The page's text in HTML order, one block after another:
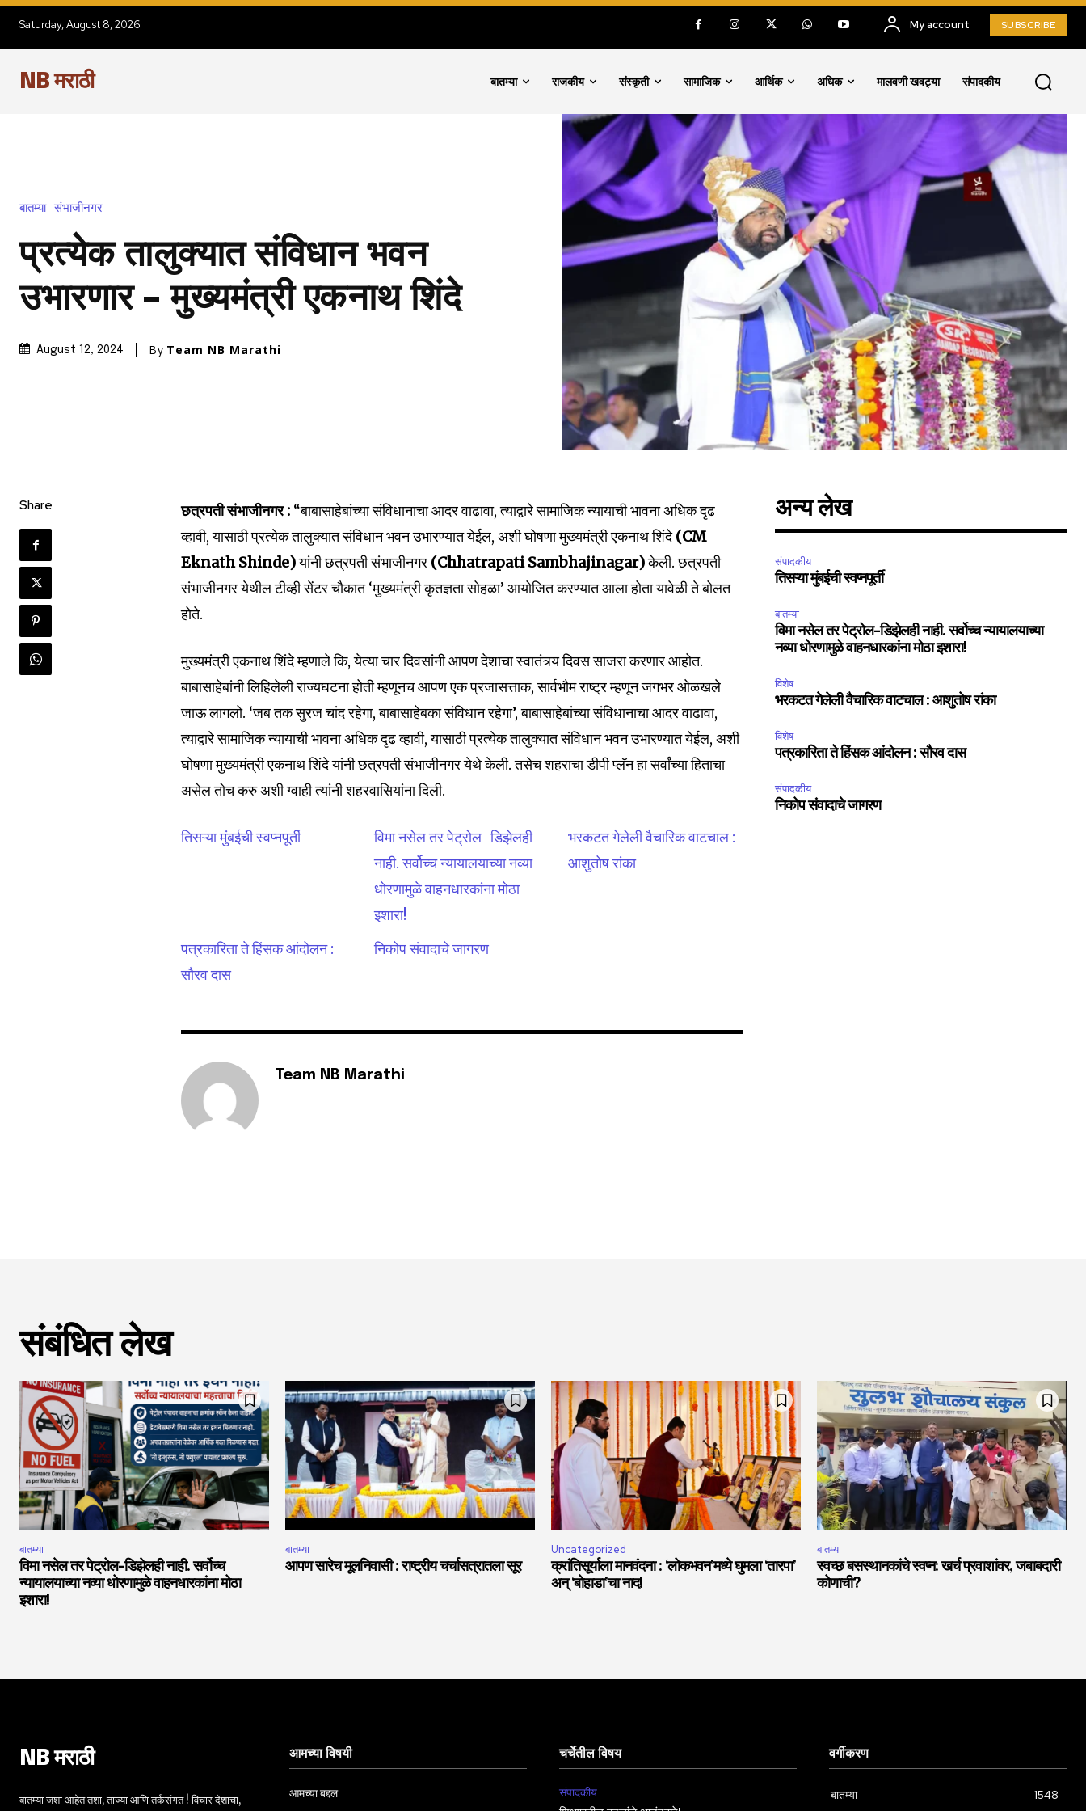
Join our community of
SUBSCRIBERS and be part
To subscribe, simply enter your email address on our website or click
the subscribe button below. Don't worry, we respect your privacy and
won't spam your inbox. Your information is safe with us.
SUBSCRIBE
Privacy Policy.
Fans Followers
Saturday, August 8, 2026 My account SUBSCRIBE
NB मराठी बातम्या राजकीय संस्कृती सामाजिक आर्थिक अधिक मालवणी खवट्या संपादकीय
बातम्या संभाजीनगर
प्रत्येक तालुक्यात संविधान भवन
उभारणार – मुख्यमंत्री एकनाथ शिंदे
August 12, 2024 By Team NB Marathi
Share छत्रपती संभाजीनगर : “बाबासाहेबांच्या संविधानाचा आदर वाढावा, त्याद्वारे सामाजिक न्यायाची भावना अधिक दृढ
व्हावी, यासाठी प्रत्येक तालुक्यात संविधान भवन उभारण्यात येईल, अशी घोषणा मुख्यमंत्री एकनाथ शिंदे(CM
Eknath Shinde)यांनी छत्रपती संभाजीनगर (Chhatrapati Sambhajinagar)केली. छत्रपती
संभाजीनगर येथील टीव्ही सेंटर चौकात ‘मुख्यमंत्री कृतज्ञता सोहळा’ आयोजित करण्यात आला होता यावेळी ते बोलत
होते.
मुख्यमंत्री एकनाथ शिंदे म्हणाले कि, येत्या चार दिवसांनी आपण देशाचा स्वातंत्र्य दिवस साजरा करणार आहोत.
बाबासाहेबांनी लिहिलेली राज्यघटना होती म्हणूनच आपण एक प्रजासत्ताक, सार्वभौम राष्ट्र म्हणून जगभर ओळखले
जाऊ लागलो. ‘जब तक सुरज चांद रहेगा, बाबासाहेबका संविधान रहेगा’, बाबासाहेबांच्या संविधानाचा आदर वाढावा,
त्याद्वारे सामाजिक न्यायाची भावना अधिक दृढ व्हावी, यासाठी प्रत्येक तालुक्यात संविधान भवन उभारण्यात येईल, अशी
घोषणा मुख्यमंत्री एकनाथ शिंदे यांनी छत्रपती संभाजीनगर येथे केली. तसेच शहराचा डीपी प्लॅन हा सर्वांच्या हिताचा
असेल तोच करु अशी ग्वाही त्यांनी शहरवासियांना दिली.
तिसऱ्या मुंबईची स्वप्नपूर्ती
विमा नसेल तर पेट्रोल-डिझेलही
नाही. सर्वोच्च न्यायालयाच्या नव्या
धोरणामुळे वाहनधारकांना मोठा
इशारा!
भरकटत गेलेली वैचारिक वाटचाल :
आशुतोष रांका
पत्रकारिता ते हिंसक आंदोलन :
सौरव दास
निकोप संवादाचे जागरण
Team NB Marathi
अन्य लेख
संपादकीय
तिसऱ्या मुंबईची स्वप्नपूर्ती
बातम्या
विमा नसेल तर पेट्रोल-डिझेलही नाही. सर्वोच्च न्यायालयाच्या
नव्या धोरणामुळे वाहनधारकांना मोठा इशारा!
विशेष
भरकटत गेलेली वैचारिक वाटचाल : आशुतोष रांका
विशेष
पत्रकारिता ते हिंसक आंदोलन : सौरव दास
संपादकीय
निकोप संवादाचे जागरण
संबंधित लेख
बातम्या
विमा नसेल तर पेट्रोल-डिझेलही नाही. सर्वोच्च
न्यायालयाच्या नव्या धोरणामुळे वाहनधारकांना मोठा
इशारा!
बातम्या
आपण सारेच मूलनिवासी : राष्ट्रीय चर्चासत्रातला सूर
Uncategorized
क्रांतिसूर्याला मानवंदना : ‘लोकभवन’मध्ये घुमला ‘तारपा’
अन् ‘बोहाडा’चा नाद!
बातम्या
स्वच्छ बसस्थानकांचे स्वप्न: खर्च प्रवाशांवर, जबाबदारी
कोणाची?
NB मराठी
बातम्या जशा आहेत तशा, ताज्या आणि तर्कसंगत ! विचार देशाचा,
आमच्या विषयी
आमच्या बद्दल
चर्चेतील विषय
संपादकीय
वर्गीकरण
बातम्या 1548